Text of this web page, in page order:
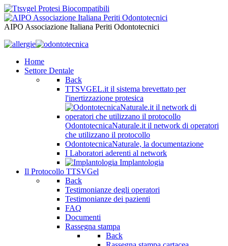
AIPO Associazione Italiana Periti Odontotecnici
Home
Settore Dentale
Back
TTSVGEL.it il sistema brevettato per
l'inertizzazione protesica
OdontotecnicaNaturale.it il network di operatori
che utilizzano il protocollo
OdontotecnicaNaturale, la documentazione
I Laboratori aderenti al network
Implantologia
Il Protocollo TTSVGel
Back
Testimonianze degli operatori
Testimonianze dei pazienti
FAQ
Documenti
Rassegna stampa
Back